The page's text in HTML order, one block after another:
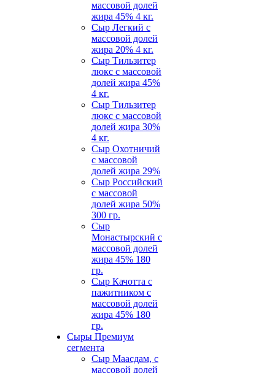
массовой долей
жира 45% 4 кг.
Сыр Легкий c
массовой долей
жира 20% 4 кг.
Сыр Тильзитер
люкс c массовой
долей жира 45%
4 кг.
Сыр Тильзитер
люкс c массовой
долей жира 30%
4 кг.
Сыр Охотничий
c массовой
долей жира 29%
Сыр Российский
c массовой
долей жира 50%
300 гр.
Сыр
Монастырский c
массовой долей
жира 45% 180
гр.
Сыр Качотта с
пажитником c
массовой долей
жира 45% 180
гр.
Сыры Премиум
сегмента
Сыр Маасдам, c
массовой долей